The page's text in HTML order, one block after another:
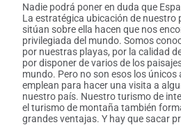
Nadie podrá poner en duda que
La estratégica ubicación de nuestro
sitúan sobre ella hacen que nos
privilegiada del mundo. Somos
por nuestras playas, por la calidad
por disponer de varios de los
mundo. Pero no son esos los únicos
emplean para hacer una visita a
nuestro país. Nuestro turismo de
el turismo de montaña también
grandes ventajas. Y hay que sacar